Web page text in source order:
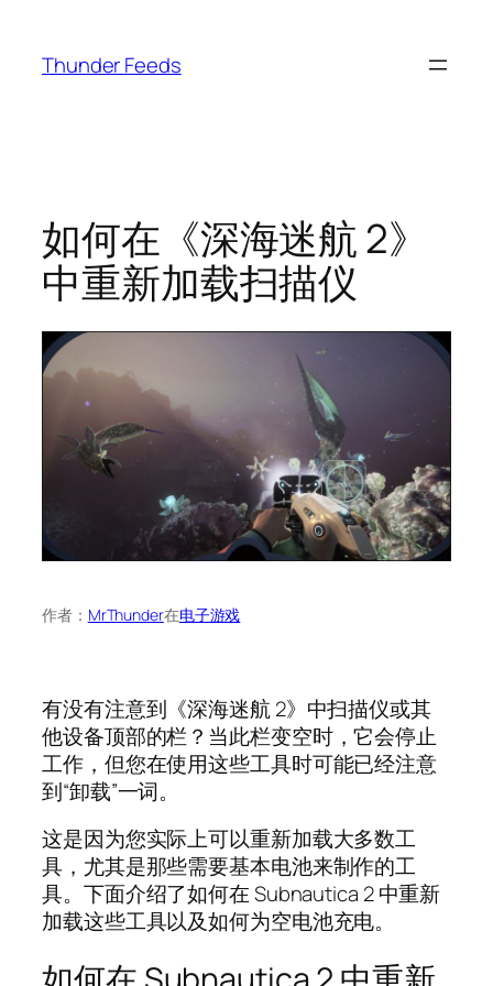
Thunder Feeds
如何在《深海迷航 2》
中重新加载扫描仪
作者： MrThunder在电子游戏
有没有注意到《深海迷航 2》中扫描仪或其
他设备顶部的栏？当此栏变空时，它会停止
工作，但您在使用这些工具时可能已经注意
到“卸载”一词。
这是因为您实际上可以重新加载大多数工
具，尤其是那些需要基本电池来制作的工
具。下面介绍了如何在 Subnautica 2 中重新
加载这些工具以及如何为空电池充电。